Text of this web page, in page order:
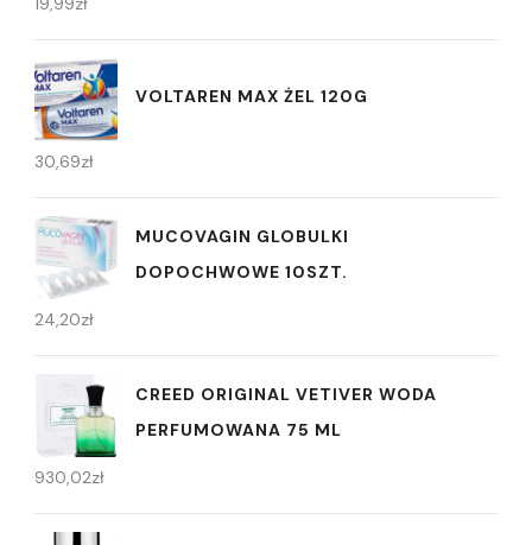
VOLTAREN MAX ŻEL 120G
30,69zł
MUCOVAGIN GLOBULKI
DOPOCHWOWE 10SZT.
24,20zł
CREED ORIGINAL VETIVER WODA
PERFUMOWANA 75 ML
930,02zł